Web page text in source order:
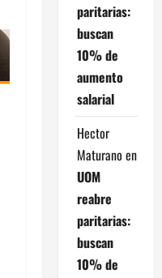
paritarias:
buscan
10% de
aumento
salarial
Hector
Maturano en
UOM
reabre
paritarias:
buscan
10% de